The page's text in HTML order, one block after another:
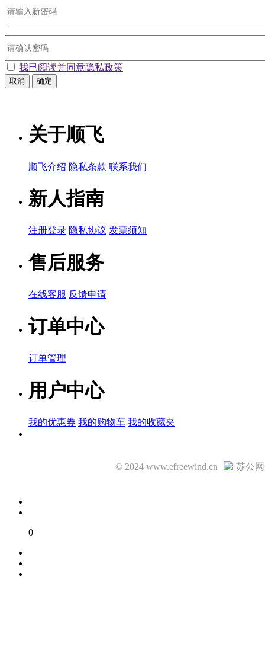
我已阅读并同意隐私政策
取消 确定
关于顺飞
顺飞介绍 隐私条款 联系我们
新人指南
注册登录 隐私协议 发票须知
售后服务
在线客服 反馈申请
订单中心
订单管理
用户中心
我的优惠券 我的购物车 我的收藏夹
© 2024 www.efreewind.cn 苏公网
0